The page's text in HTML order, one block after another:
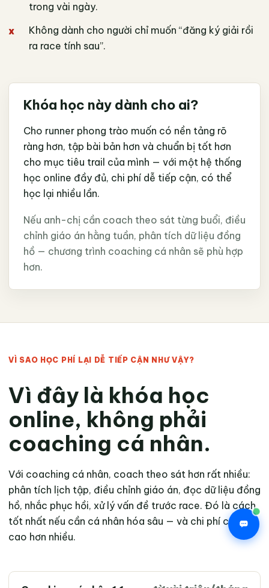
trong vài ngày.
Không dành cho người chỉ muốn “đăng ký giải rồi
ra race tính sau”.
Khóa học này dành cho ai?
Cho runner phong trào muốn có nền tảng rõ
ràng hơn, tập bài bản hơn và chuẩn bị tốt hơn
cho mục tiêu trail của mình — với một hệ thống
học online đầy đủ, chi phí dễ tiếp cận, có thể
học lại nhiều lần.
Nếu anh-chị cần coach theo sát từng buổi, điều
chỉnh giáo án hằng tuần, phân tích dữ liệu đồng
hồ — chương trình coaching cá nhân sẽ phù hợp
hơn.
VÌ SAO HỌC PHÍ LẠI DỄ TIẾP CẬN NHƯ VẬY?
Vì đây là khóa học
online, không phải
coaching cá nhân.
Với coaching cá nhân, coach theo sát hơn rất nhiều:
phân tích lịch tập, điều chỉnh giáo án, đọc dữ liệu đồng
hồ, nhắc phục hồi, xử lý vấn đề trước race. Đó là cách
tốt nhất nếu cần cá nhân hóa sâu — và chi phí cũng
cao hơn nhiều.